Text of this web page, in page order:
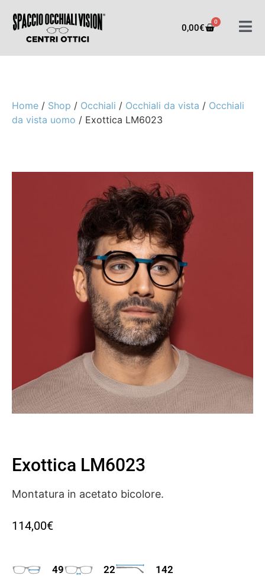
0,00€
0
Home / Shop / Occhiali / Occhiali da vista / Occhiali
da vista uomo / Exottica LM6023
Exottica LM6023
Montatura in acetato bicolore.
114,00€
49 22 142